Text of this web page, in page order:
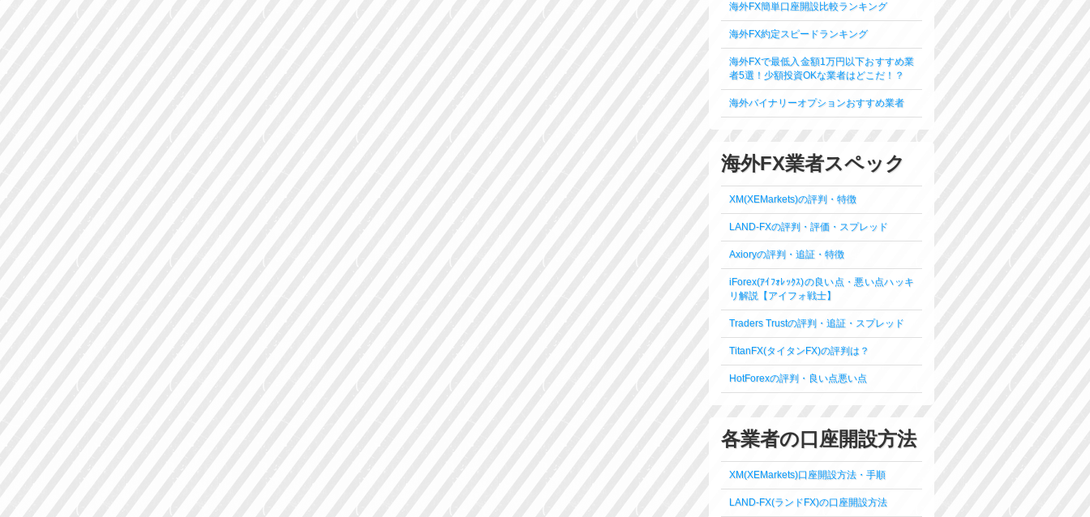
海外FX簡単口座開設比較ランキング
海外FX約定スピードランキング
海外FXで最低入金額1万円以下おすすめ業
者5選！少額投資OKな業者はどこだ！？
海外バイナリーオプションおすすめ業者
海外FX業者スペック
XM(XEMarkets)の評判・特徴
LAND-FXの評判・評価・スプレッド
Axioryの評判・追証・特徴
iForex(ｱｲﾌｫﾚｯｸｽ)の良い点・悪い点ハッキ
リ解説【アイフォ戦士】
Traders Trustの評判・追証・スプレッド
TitanFX(タイタンFX)の評判は？
HotForexの評判・良い点悪い点
各業者の口座開設方法
XM(XEMarkets)口座開設方法・手順
LAND-FX(ランドFX)の口座開設方法